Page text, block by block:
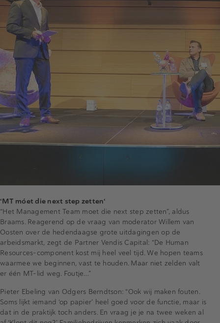
‘MT móet die next step zetten‘
“Het Management Team moet die next step zetten”, aldus
Braams. Reagerend op de vraag van moderator Willem van
Oosten over de hedendaagse grote uitdagingen op de
arbeidsmarkt, zegt de Partner Vendis Capital: “De Human
Resources-component kost mij heel veel tijd. We hopen teams
waarmee we beginnen, vast te houden. Maar niet zelden valt
er één MT-lid weg. Foutje…”
Pieter Ebeling van Odgers Berndtson: “Ook wij maken fouten.
Soms lijkt iemand ‘op papier’ heel goed voor de functie, maar is
dat in de praktijk toch anders. En vraag je je na twee weken al